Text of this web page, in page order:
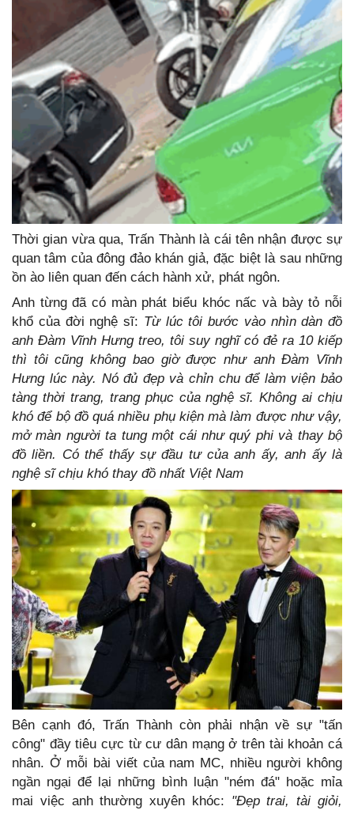
Thời gian vừa qua, Trấn Thành là cái tên nhận được sự
quan tâm của đông đảo khán giả, đặc biệt là sau những
ồn ào liên quan đến cách hành xử, phát ngôn.
Anh từng đã có màn phát biểu khóc nấc và bày tỏ nỗi
khổ của đời nghệ sĩ: Từ lúc tôi bước vào nhìn dàn đồ
anh Đàm Vĩnh Hưng treo, tôi suy nghĩ có đẻ ra 10 kiếp
thì tôi cũng không bao giờ được như anh Đàm Vĩnh
Hưng lúc này. Nó đủ đẹp và chỉn chu để làm viện bảo
tàng thời trang, trang phục của nghệ sĩ. Không ai chịu
khó để bộ đồ quá nhiều phụ kiện mà làm được như vậy,
mở màn người ta tung một cái như quý phi và thay bộ
đồ liền. Có thể thấy sự đầu tư của anh ấy, anh ấy là
nghệ sĩ chịu khó thay đồ nhất Việt Nam
Bên cạnh đó, Trấn Thành còn phải nhận về sự "tấn
công" đầy tiêu cực từ cư dân mạng ở trên tài khoản cá
nhân. Ở mỗi bài viết của nam MC, nhiều người không
ngần ngại để lại những bình luận "ném đá" hoặc mỉa
mai việc anh thường xuyên khóc: "Đẹp trai, tài giỏi,